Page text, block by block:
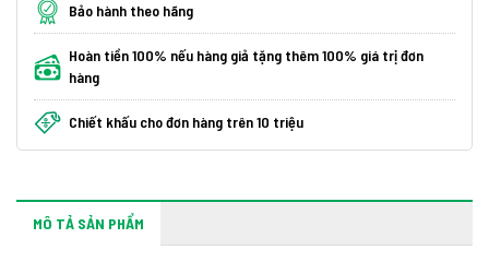
Bảo hành theo hãng
Hoàn tiền 100% nếu hàng giả tặng thêm 100% giá trị đơn
hàng
Chiết khấu cho đơn hàng trên 10 triệu
MÔ TẢ SẢN PHẨM